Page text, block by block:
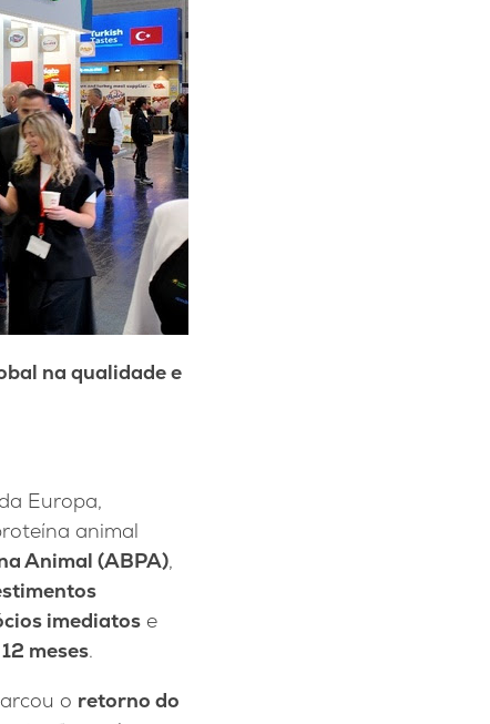
na qualidade e
Europa,
animal
Animal (ABPA),
imediatos e
meses.
o retorno do